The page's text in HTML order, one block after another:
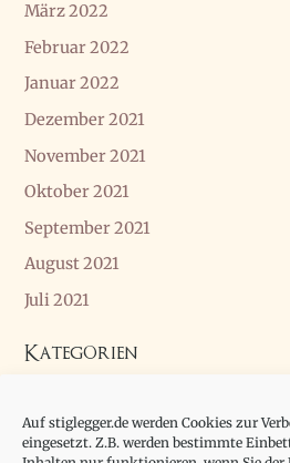
Auf stiglegger.de werden Cookies zur
eingesetzt. Z.B. werden bestimmte
März 2022
Februar 2022
Januar 2022
Dezember 2021
November 2021
Oktober 2021
September 2021
August 2021
Juli 2021
Kategorien
Essay